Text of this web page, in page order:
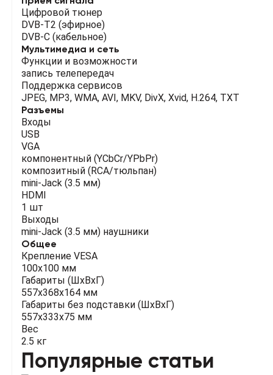
Цифровой тюнер
DVB-T2 (эфирное)
DVB-C (кабельное)
Мультимедиа и сеть
Функции и возможности
запись телепередач
Поддержка сервисов
JPEG, MP3, WMA, AVI, MKV, DivX, Xvid, H.264, TXT
Разъемы
Входы
USB
VGA
компонентный (YCbCr/YPbPr)
композитный (RCA/тюльпан)
mini-Jack (3.5 мм)
HDMI
1 шт
Выходы
mini-Jack (3.5 мм) наушники
Общее
Крепление VESA
100х100 мм
Габариты (ШхВхГ)
557x368x164 мм
Габариты без подставки (ШхВхГ)
557x333x75 мм
Вес
2.5 кг
Популярные статьи